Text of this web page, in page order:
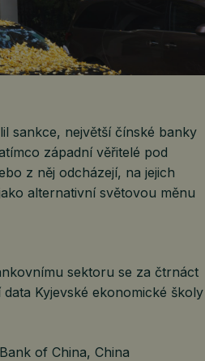
sankce, největší čínské banky
západní věřitelé pod
z něj odcházejí, na jejich
alternativní světovou měnu
sektoru se za čtrnáct
Kyjevské ekonomické školy
of China, China